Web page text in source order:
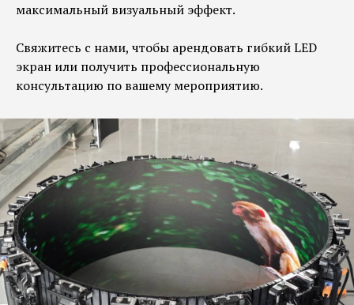
максимальный визуальный эффект.
Свяжитесь с нами, чтобы арендовать гибкий LED
экран или получить профессиональную
консультацию по вашему мероприятию.